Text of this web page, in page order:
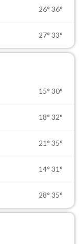
26° 36°
27° 33°
15° 30°
18° 32°
21° 35°
14° 31°
28° 35°